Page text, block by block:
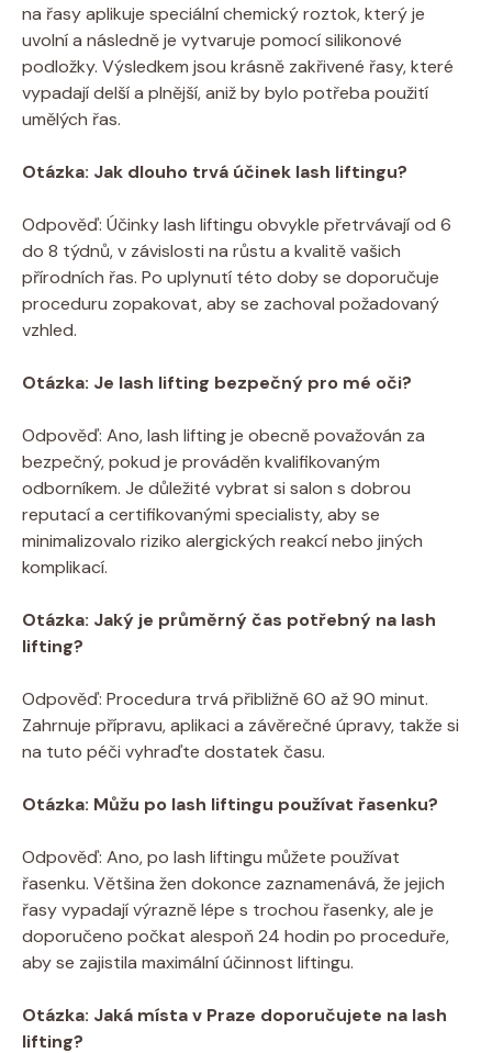
na řasy aplikuje speciální ‍chemický roztok, ⁤který je
uvolní a následně je vytvaruje pomocí silikonové
podložky. Výsledkem jsou krásně‍ zakřivené⁢ řasy, které
vypadají delší‍ a plnější,‍ aniž‍ by bylo potřeba‍ použití
umělých řas.
Otázka: Jak dlouho trvá ⁣účinek lash liftingu?
Odpověď: Účinky lash ⁣liftingu obvykle⁤ přetrvávají od 6
do ⁤8 týdnů, v závislosti na​ růstu a⁢ kvalitě‍ vašich ​
přírodních řas. Po uplynutí této doby se doporučuje
proceduru zopakovat,⁢ aby ⁣se zachoval požadovaný⁢
vzhled.
Otázka: Je lash lifting ⁢bezpečný pro mé oči?
Odpověď:‌ Ano,⁢ lash lifting ⁤je⁣ obecně považován za
bezpečný, pokud ⁤je ⁢prováděn kvalifikovaným
odborníkem. Je ‌důležité vybrat si salon ⁤s ‍dobrou⁤
reputací​ a certifikovanými specialisty, ​aby ‍se
minimalizovalo riziko alergických reakcí nebo jiných⁣
komplikací.
Otázka: Jaký je průměrný ⁣čas potřebný na lash
lifting?
Odpověď: Procedura ⁤trvá přibližně 60‍ až⁤ 90 minut.‌
Zahrnuje přípravu, aplikaci ‌a závěrečné ​úpravy,​ takže si
na tuto péči ​vyhraďte dostatek času.
Otázka: Můžu po ⁤lash​ liftingu používat řasenku?
Odpověď: Ano, po ⁢lash ⁢liftingu ⁤můžete používat
řasenku. Většina žen‌ dokonce zaznamenává, že jejich‌
řasy⁤ vypadají ⁤výrazně lépe s trochou ⁢řasenky, ale​ je
doporučeno počkat alespoň 24 hodin po ⁣proceduře,
⁢aby se zajistila maximální účinnost liftingu.
Otázka: Jaká místa v‍ Praze doporučujete ⁤na lash
lifting?